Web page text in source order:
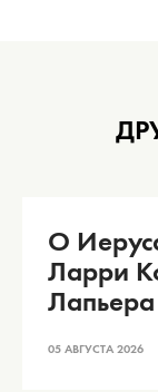
О
Ларри
Лапьера
05 АВГУСТА 2026